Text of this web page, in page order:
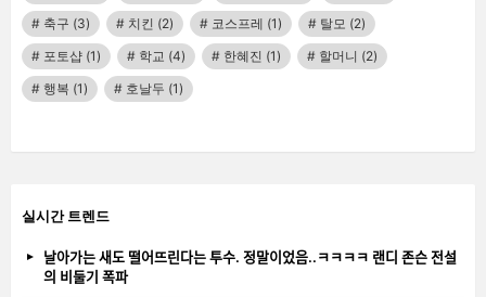
축구 (3) 치킨 (2) 코스프레 (1) 탈모 (2)
포토샵 (1) 학교 (4) 한혜진 (1) 할머니 (2)
행복 (1) 호날두 (1)
실시간 트렌드
날아가는 새도 떨어뜨린다는 투수. 정말이었음..ㅋㅋㅋㅋ 랜디 존슨 전설
의 비둘기 폭파